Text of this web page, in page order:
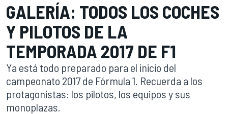
GALERÍA: TODOS LOS COCHES
Y PILOTOS DE LA
TEMPORADA 2017 DE F1
Ya está todo preparado para el inicio del
campeonato 2017 de Fórmula 1. Recuerda a los
protagonistas: los pilotos, los equipos y sus
monoplazas.